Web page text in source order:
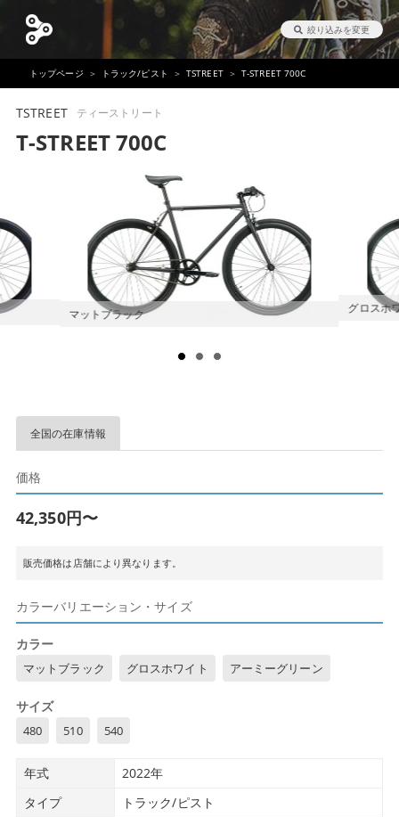
絞り込みを変更
トップページ トラック/ピスト TSTREET T-STREET 700C
マットブラック グロスホ
TSTREET ティーストリート
T-STREET 700C
全国の在庫情報
価格
42,350円〜
販売価格は店舗により異なります。
カラーバリエーション・サイズ
カラー
マットブラック グロスホワイト アーミーグリーン
サイズ
480 510 540
年式
2022年
タイプ
トラック/ピスト